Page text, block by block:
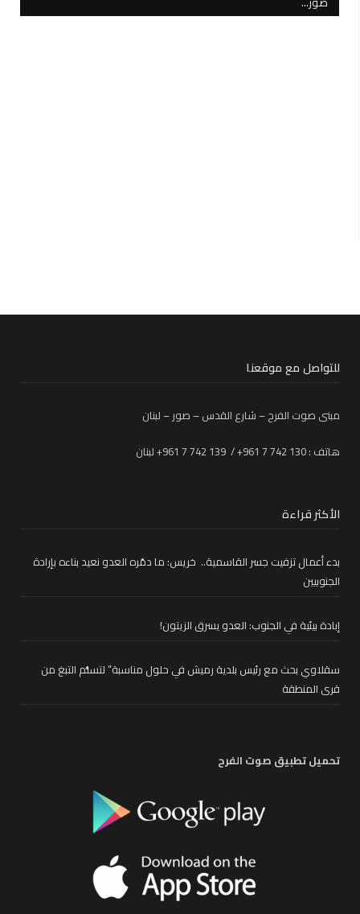
للتواصل مع موقعنا
مبنى صوت الفرح – شارع القدس – صور – لبنان
هاتف : 130 742 7 961+ / 139 742 7 961+ لبنان
الأكثر قراءة
بدء أعمال تزفيت جسر القاسمية.. خريس: ما دمّره العدو نعيد بناءه بإرادة
الجنوبيين
إبادة بيئية في الجنوب: العدو يسرق الزيتون!
سقلاوي بحث مع رئيس بلدية رميش في حلول مناسبة” لتسلُّم التبغ من
قرى المنطقة
تحميل تطبيق صوت الفرح